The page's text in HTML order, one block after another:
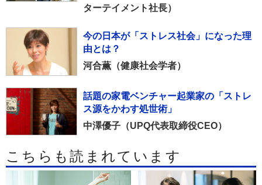
ターテイメント社長）
今の日本が「ストレス社会」になった理
由とは？
河合薫（健康社会学者）
話題の家電ベンチャー起業家の「ストレ
ス源をかわす処世術」
中澤優子（UPQ代表取締役CEO）
こちらも読まれています